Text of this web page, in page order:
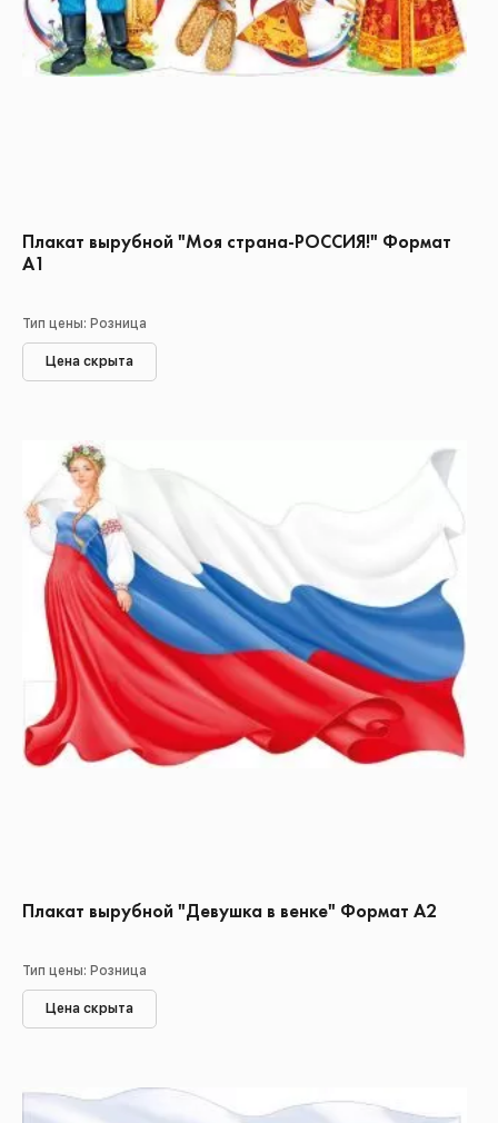
Плакат вырубной "Моя страна-РОССИЯ!" Формат
А1
Тип цены: Розница
Цена скрыта
Плакат вырубной "Девушка в венке" Формат А2
Тип цены: Розница
Цена скрыта